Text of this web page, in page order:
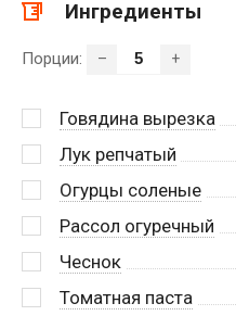
Ингредиенты
Порции: – +
Говядина вырезка
Лук репчатый
Огурцы соленые
Рассол огуречный
Чеснок
Томатная паста